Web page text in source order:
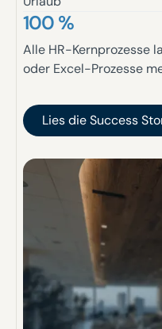
100 %
Alle HR-Kernprozesse
oder Excel-Prozesse
Lies
Lies die Success